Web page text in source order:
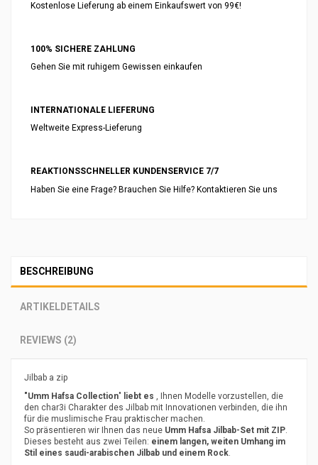
Kostenlose Lieferung ab einem Einkaufswert von 99€!
100% SICHERE ZAHLUNG
Gehen Sie mit ruhigem Gewissen einkaufen
INTERNATIONALE LIEFERUNG
Weltweite Express-Lieferung
REAKTIONSSCHNELLER KUNDENSERVICE 7/7
Haben Sie eine Frage? Brauchen Sie Hilfe? Kontaktieren Sie uns
BESCHREIBUNG
ARTIKELDETAILS
REVIEWS (2)
Jilbab a zip
"Umm Hafsa Collection" liebt es
, Ihnen Modelle vorzustellen, die
den char3i Charakter des Jilbab mit Innovationen verbinden, die ihn
für die muslimische Frau praktischer machen.
So präsentieren wir Ihnen das neue Umm Hafsa Jilbab-Set mit ZIP
Dieses besteht aus zwei Teilen: einem langen, weiten Umhang im
Stil eines saudi-arabischen Jilbab und einem Rock